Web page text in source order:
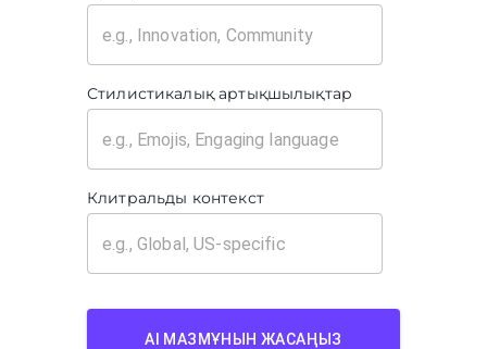
Стилистикалық артықшылықтар
Клитральды контекст
AI МАЗМҰНЫН ЖАСАҢЫЗ